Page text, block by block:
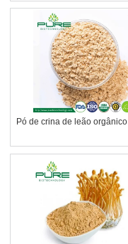
Pó de crina de leão orgânico